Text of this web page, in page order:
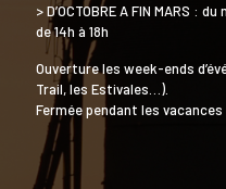
> D’OCTOBRE A FIN MARS :
de 14h à 18h
Ouverture les week-ends
Trail, les Estivales…).
Fermée pendant les vacances